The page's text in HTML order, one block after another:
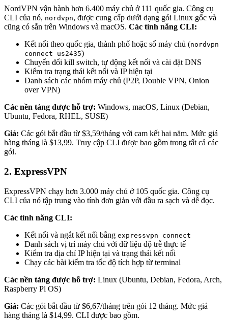
NordVPN vận hành hơn 6.400 máy chủ ở 111 quốc gia. Công cụ
CLI của nó, nordvpn, được cung cấp dưới dạng gói Linux gốc và
cũng có sẵn trên Windows và macOS. Các tính năng CLI:
Kết nối theo quốc gia, thành phố hoặc số máy chủ (nordvpn
connect us2435)
Chuyển đổi kill switch, tự động kết nối và cài đặt DNS
Kiểm tra trạng thái kết nối và IP hiện tại
Danh sách các nhóm máy chủ (P2P, Double VPN, Onion
over VPN)
Các nền tảng được hỗ trợ: Windows, macOS, Linux (Debian,
Ubuntu, Fedora, RHEL, SUSE)
Giá: Các gói bắt đầu từ $3,59/tháng với cam kết hai năm. Mức giá
hàng tháng là $13,99. Truy cập CLI được bao gồm trong tất cả các
gói.
2. ExpressVPN
ExpressVPN chạy hơn 3.000 máy chủ ở 105 quốc gia. Công cụ
CLI của nó tập trung vào tính đơn giản với đầu ra sạch và dễ đọc.
Các tính năng CLI:
Kết nối và ngắt kết nối bằng expressvpn connect
Danh sách vị trí máy chủ với dữ liệu độ trễ thực tế
Kiểm tra địa chỉ IP hiện tại và trạng thái kết nối
Chạy các bài kiểm tra tốc độ tích hợp từ terminal
Các nền tảng được hỗ trợ: Linux (Ubuntu, Debian, Fedora, Arch,
Raspberry Pi OS)
Giá: Các gói bắt đầu từ $6,67/tháng trên gói 12 tháng. Mức giá
hàng tháng là $14,99. CLI được bao gồm.